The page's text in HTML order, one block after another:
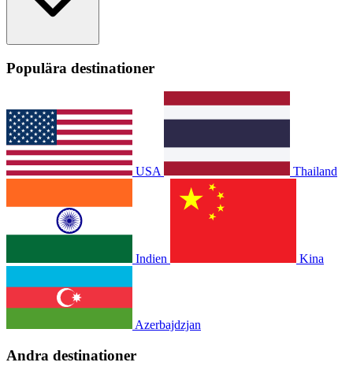
Populära destinationer
USA Thailand
Indien Kina
Azerbajdzjan
Andra destinationer